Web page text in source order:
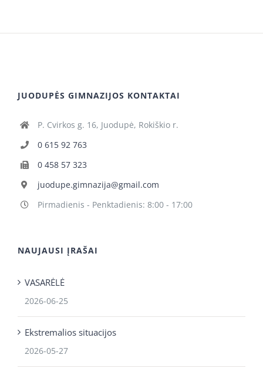
JUODUPĖS GIMNAZIJOS KONTAKTAI
P. Cvirkos g. 16, Juodupė, Rokiškio r.
0 615 92 763
0 458 57 323
juodupe.gimnazija@gmail.com
Pirmadienis - Penktadienis: 8:00 - 17:00
NAUJAUSI ĮRAŠAI
VASARĖLĖ
2026-06-25
Ekstremalios situacijos
2026-05-27